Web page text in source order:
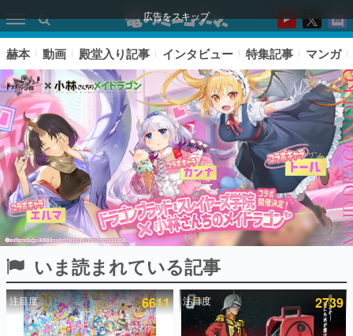
広告をスキップ
ピックアップ
電ファミのいま読まれている記事ランキング
赫本 動画 殿堂入り記事 インタビュー 特集記事 マンガ
いま読まれている記事
注目度 6611 注目度 2739